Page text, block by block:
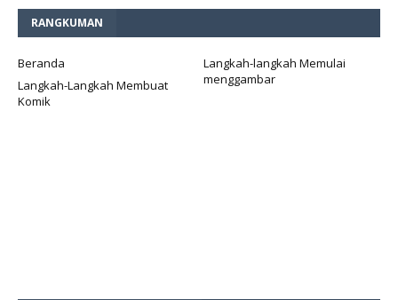
RANGKUMAN
Beranda
Langkah-langkah Memulai
menggambar
Langkah-Langkah Membuat
Komik